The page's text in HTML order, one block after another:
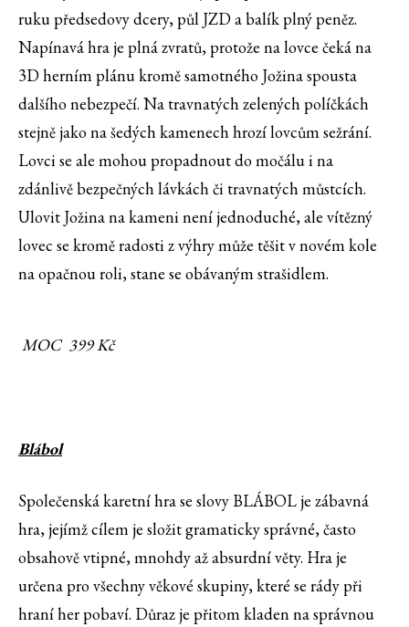
ruku předsedovy dcery, půl JZD a balík plný peněz.
Napínavá hra je plná zvratů, protože na lovce čeká na
3D herním plánu kromě samotného Jožina spousta
dalšího nebezpečí. Na travnatých zelených políčkách
stejně jako na šedých kamenech hrozí lovcům sežrání.
Lovci se ale mohou propadnout do močálu i na
zdánlivě bezpečných lávkách či travnatých můstcích.
Ulovit Jožina na kameni není jednoduché, ale vítězný
lovec se kromě radosti z výhry může těšit v novém kole
na opačnou roli, stane se obávaným strašidlem.
MOC 399 Kč
Blábol
Společenská karetní hra se slovy BLÁBOL je zábavná
hra, jejímž cílem je složit gramaticky správné, často
obsahově vtipné, mnohdy až absurdní věty. Hra je
určena pro všechny věkové skupiny, které se rády při
hraní her pobaví. Důraz je přitom kladen na správnou